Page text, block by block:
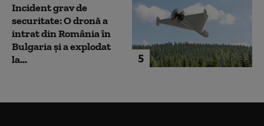
5
Incident grav de
securitate: O dronă a
intrat din România în
Bulgaria şi a explodat
la...